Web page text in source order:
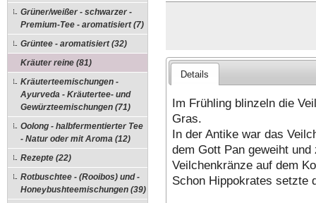
Grüner/weißer - schwarzer -
Premium-Tee - aromatisiert (7)
Grüntee - aromatisiert (32)
Kräuter reine (81)
Kräuterteemischungen -
Ayurveda - Kräutertee- und
Gewürzteemischungen (71)
Oolong - halbfermentierter Tee
- Natur oder mit Aroma (12)
Rezepte (22)
Rotbuschtee - (Rooibos) und -
Honeybushteemischungen (39)
Details
Im Frühling blinzeln die
Gras.
In der Antike war das
dem Gott Pan geweiht
Veilchenkränze auf dem
Schon Hippokrates setzte